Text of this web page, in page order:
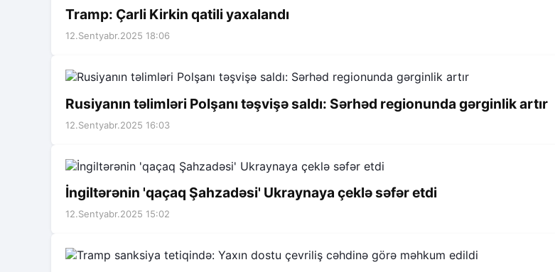
Tramp: Çarli Kirkin qatili yaxalandı
12.Sentyabr.2025 18:06
Rusiyanın təlimləri Polşanı təşvişə saldı: Sərhəd regionunda gərginlik artır
12.Sentyabr.2025 16:03
İngiltərənin 'qaçaq Şahzadəsi' Ukraynaya çeklə səfər etdi
12.Sentyabr.2025 15:02